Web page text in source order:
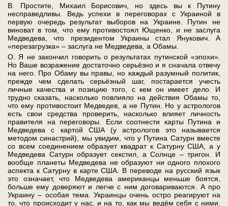
В. Простите, Михаил Борисович, но здесь вы к Путину
несправедливы. Ведь успехи в переговорах с Украиной в
первую очередь результат выборов на Украине. Путин не
виноват в том, что ему противостоял Ющенко, и не заслуга
Медведева, что президентом Украины стал Янукович. А
«перезагрузка» – заслуга не Медведева, а Обамы.
О. Я не закончил говорить о результатах путинской «эпохи».
Но Ваше возражение достаточно серьёзно и я сначала отвечу
на него. Про Обаму вы правы, но каждый разумный политик,
прежде чем сделать серьёзный шаг, постарается учесть
личные качества и позицию того, с кем он имеет дело. И
трудно сказать, насколько повлияло на действия Обамы то,
что ему противостоит Медведев, а не Путин. Но у астрологов
есть свои средства проверить, насколько влияет личность
правителя на переговоры. Если соотнести карты Путина и
Медведева с картой США (у астрологов это называется
методом синастрий), мы увидим, что у Путина Сатурн вместе
со всем соединением образует квадрат к Сатурну США, а у
Медведева Сатурн образует секстил, а Солнце – тригон. И
вообще планеты Медведева не образуют ни одного плохого
аспекта к Сатурну в карте США. В переводе на русский язык
это означает, что Медведева американцы меньше боятся,
больше ему доверяют и легче с ним договариваются. А про
Украину – особая тема. Украинцы очень остро реагируют на
то, что происходит у нас, и на то, как мы ведём себя с ними.